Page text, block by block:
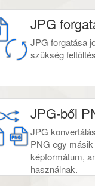
JPG
JPG forgatása
szükség
JPG-ből
JPG
PNG egy
képformátum,
használnak.